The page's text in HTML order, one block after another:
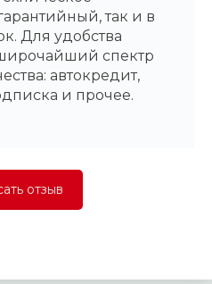
так и в
Для удобства
спектр
автокредит,
и прочее.
отзыв